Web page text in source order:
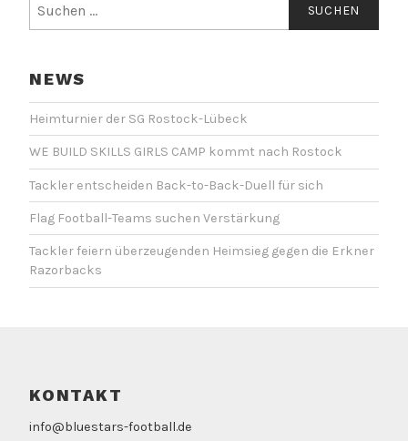
nach:
NEWS
Heimturnier der SG Rostock-Lübeck
WE BUILD SKILLS GIRLS CAMP kommt nach Rostock
Tackler entscheiden Back-to-Back-Duell für sich
Flag Football-Teams suchen Verstärkung
Tackler feiern überzeugenden Heimsieg gegen die Erkner
Razorbacks
KONTAKT
info@bluestars-football.de